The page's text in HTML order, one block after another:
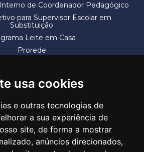
usa cookies
e outras tecnologias de
a sua experiência de
site, de forma a mostrar
anúncios direcionados,
de Coordenador Pedagógico
para Supervisor Escolar em
Substituição
Leite em Casa
Prorede
DE EDUCAÇÃO